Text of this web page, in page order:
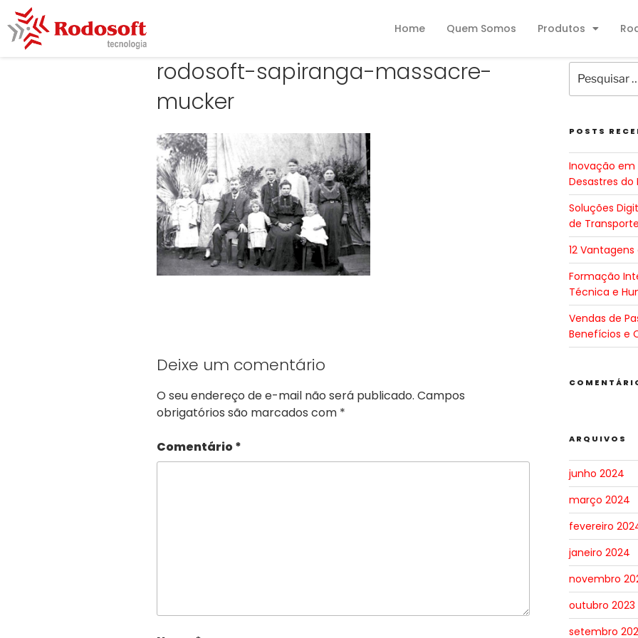
Home Quem Somos Produtos
rodosoft-sapiranga-massacre-
mucker
Deixe um comentário
O seu endereço de e-mail não será publicado. Campos
obrigatórios são marcados com *
Comentário*
POSTS
Inovação em
Desastres do
Soluções
de
12
Formação
Técnica e
Vendas de
Benefícios e
ARQUIVOS
junho 2024
março 2024
fevereiro
janeiro 2024
novembro
outubro 2023
setembro